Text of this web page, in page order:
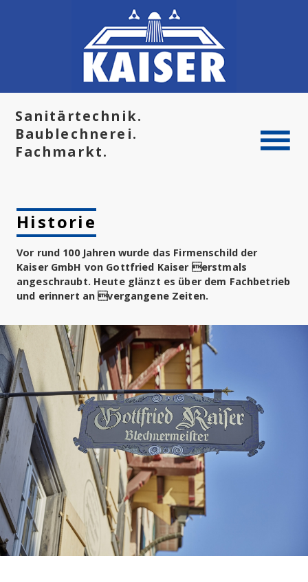
Sanitärtechnik.
Baublechnerei.
Fachmarkt.
STARTSEITE
HISTORIE
LEISTUNGEN
KONTAKT
Historie
Vor rund 100 Jahren wurde das Firmenschild der
Kaiser GmbH von Gottfried Kaiser erstmals
angeschraubt. Heute glänzt es über dem Fachbetrieb
und erinnert an vergangene Zeiten.